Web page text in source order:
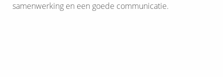
samenwerking en een goede communicatie.